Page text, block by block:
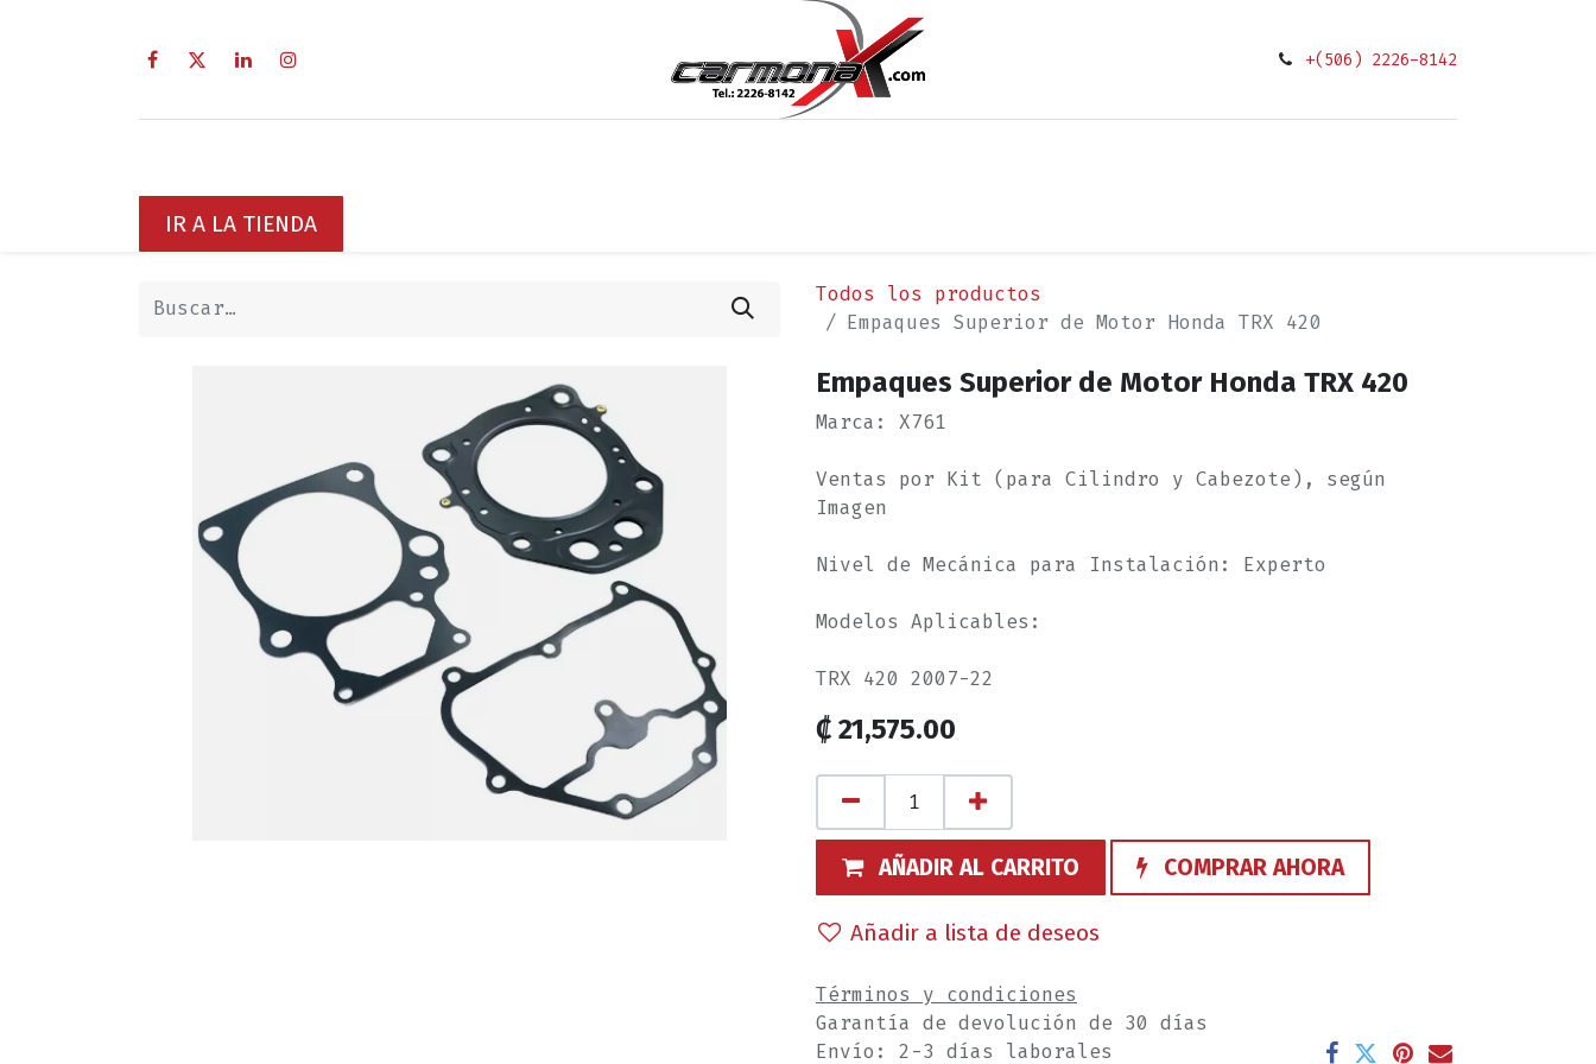
+(506) 2226-8142
IR A LA TIENDA
Todos los productos
Empaques Superior de Motor Honda TRX 420
Empaques Superior de Motor Honda TRX 420
Marca: X761
Ventas por Kit (para Cilindro y Cabezote), según
Imagen
Nivel de Mecánica para Instalación: Experto
Modelos Aplicables:
TRX 420 2007-22
₡ 21,575.00
AÑADIR AL CARRITO COMPRAR AHORA
Añadir a lista de deseos
Términos y condiciones
Garantía de devolución de 30 días
Envío: 2-3 días laborales